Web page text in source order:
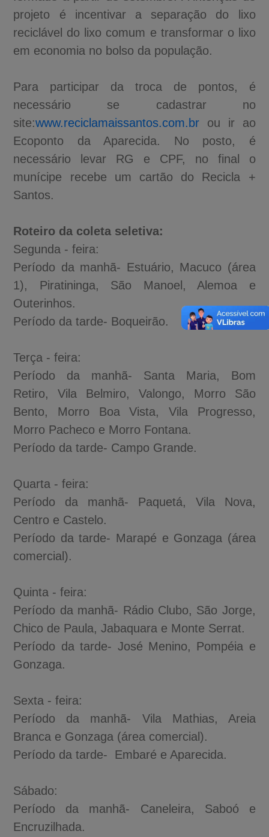
projeto é incentivar a separação do lixo
reciclável do lixo comum e transformar o lixo
em economia no bolso da população.
Para participar da troca de pontos, é
necessário se cadastrar no
site:www.reciclamaissantos.com.br ou ir ao
Ecoponto da Aparecida. No posto, é
necessário levar RG e CPF, no final o
munícipe recebe um cartão do Recicla +
Santos.
Roteiro da coleta seletiva:
Segunda - feira:
Período da manhã- Estuário, Macuco (área
1), Piratininga, São Manoel, Alemoa e
Outerinhos.
Período da tarde- Boqueirão.
Terça - feira:
Período da manhã- Santa Maria, Bom
Retiro, Vila Belmiro, Valongo, Morro São
Bento, Morro Boa Vista, Vila Progresso,
Morro Pacheco e Morro Fontana.
Período da tarde- Campo Grande.
Quarta - feira:
Período da manhã- Paquetá, Vila Nova,
Centro e Castelo.
Período da tarde- Marapé e Gonzaga (área
comercial).
Quinta - feira:
Período da manhã- Rádio Clubo, São Jorge,
Chico de Paula, Jabaquara e Monte Serrat.
Período da tarde- José Menino, Pompéia e
Gonzaga.
Sexta - feira:
Período da manhã- Vila Mathias, Areia
Branca e Gonzaga (área comercial).
Período da tarde- Embaré e Aparecida.
Sábado:
Período da manhã- Caneleira, Saboó e
Encruzilhada.